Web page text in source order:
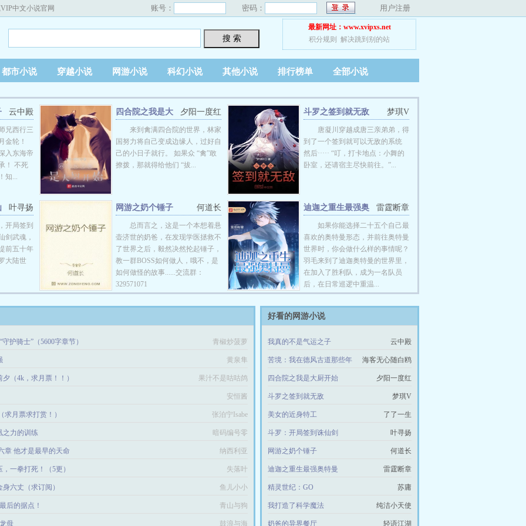
中文小说官网 账号： 密码： 用户注册
搜 索
最新网址：www.xvipxs.net
积分规则
解决跳到别的站
都市小说 穿越小说 网游小说 科幻小说 其他小说 排行榜单 全部小说
云中殿
兄西行三
金轮！
入东海帝
！ 不死
知...
夕阳一度红
四合院之我是大
厨开始来到禽满四合院的世界，林家
国努力将自己变成边缘人，过好自
己的小日子就行。 如果众 “禽”敢
撩拨，那就得给他们 “拔...
梦琪V
斗罗之签到就无敌
唐凝川穿越成唐三亲弟弟，得
到了一个签到就可以无敌的系统
然后····· “叮，打卡地点：小舞的
卧室，还请宿主尽快前往。”...
叶寻扬
开局签到
剑武魂，
前五十年
大陆世
何道长
网游之奶个锤子
总而言之，这是一个本想着悬
壶济世的奶爸，在发现学医拯救不
了世界之后，毅然决然抡起锤子，
教一群BOSS如何做人，哦不，是
如何做怪的故事......交流群：
329571071
雷霆断章
迪迦之重生最强奥
特曼如果你能选择二十五个自己最
喜欢的奥特曼形态，并前往奥特曼
世界时，你会做什么样的事情呢？
羽毛来到了迪迦奥特曼的世界里，
在加入了胜利队，成为一名队员
后，在日常巡逻中重温...
护骑士”（5600字章节） 青椒炒菠萝
黄泉隼
（4k，求月票！！） 果汁不是咕咕鸽
安恒酱
求月票求打赏！） 张泊宁Isabe
之力的训练 暗码编号零
章 他才是最早的天命 纳西利亚
一拳打死！（5更） 失落叶
六丈（求订阅） 鱼儿小小
后的据点！ 青山与狗
母 鼓浪与海
好看的网游小说
我真的不是气运之子 云中殿
苦境：我在德风古道那些年 海客无心随白鸥
四合院之我是大厨开始 夕阳一度红
斗罗之签到就无敌 梦琪V
美女的近身特工 了了一生
斗罗：开局签到诛仙剑 叶寻扬
网游之奶个锤子 何道长
迪迦之重生最强奥特曼 雷霆断章
精灵世纪：GO 苏庸
我打造了科学魔法 纯洁小天使
奶爸的异界餐厅 轻语江湖